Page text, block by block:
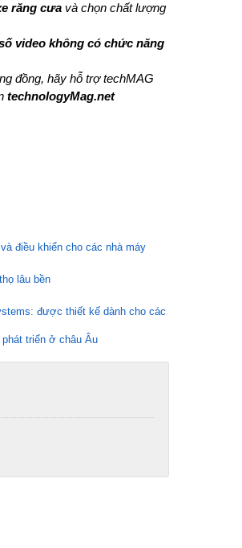
răng cưa và chọn chất lượng
video không có chức năng
đồng, hãy hỗ trợ techMAG
technologyMag.net
điều khiển cho các nhà máy
lâu bền
được thiết kế dành cho các
triển ở châu Âu